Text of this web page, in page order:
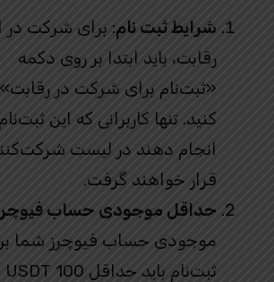
شرایط ثبت‌ نام: برای شرکت در
رقابت، باید ابتدا بر روی دکمه
«ثبت‌نام برای شرکت در
کنید. تنها کاربرانی که این
انجام دهند در لیست
قرار خواهند گرفت.
حداقل موجودی حساب
موجودی حساب فیوچرز شما
ثبت‌نام باید حداقل 100 USDT باشد.